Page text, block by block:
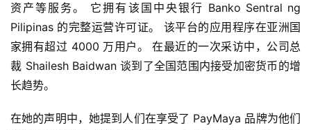
资产等服务。 它拥有该国中央银行 Banko Sentral ng
Pilipinas 的完整运营许可证。 该平台的应用程序在亚洲国
家拥有超过 4000 万用户。 在最近的一次采访中，公司总
裁 Shailesh Baidwan 谈到了全国范围内接受加密货币的增
长趋势。
在她的声明中，她提到人们在享受了 PayMaya 品牌为他们